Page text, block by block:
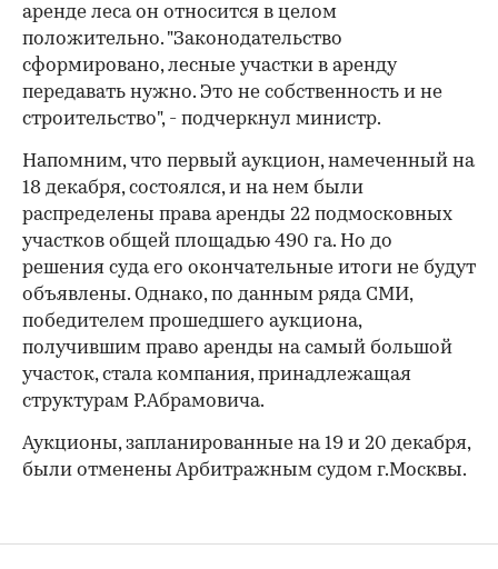
аренде леса он относится в целом
положительно. "Законодательство
сформировано, лесные участки в аренду
передавать нужно. Это не собственность и не
строительство", - подчеркнул министр.
Напомним, что первый аукцион, намеченный на
18 декабря, состоялся, и на нем были
распределены права аренды 22 подмосковных
участков общей площадью 490 га. Но до
решения суда его окончательные итоги не будут
объявлены. Однако, по данным ряда СМИ,
победителем прошедшего аукциона,
получившим право аренды на самый большой
участок, стала компания, принадлежащая
структурам Р.Абрамовича.
Аукционы, запланированные на 19 и 20 декабря,
были отменены Арбитражным судом г.Москвы.